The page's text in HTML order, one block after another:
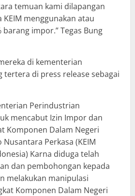
temuan kami dilapangan
menggunakan atau
barang impor.” Tegas Bung
di kementerian
tertera di press release sebagai
Perindustrian
mencabut Izin Impor dan
Komponen Dalam Negeri
Nusantara Perkasa (KEIM
Karna diduga telah
dan pembohongan kepada
melakukan manipulasi
Komponen Dalam Negeri